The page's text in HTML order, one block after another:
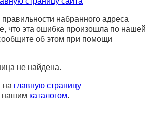
набранного адреса
что эта ошибка произошла по нашей
об этом при помощи
не найдена.
на главную страницу
нашим каталогом.